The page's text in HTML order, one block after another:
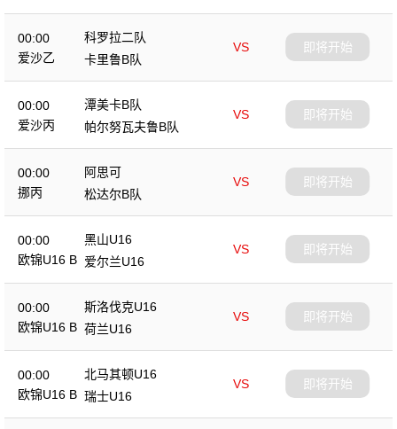
00:00
爱沙乙
科罗拉二队
VS
卡里鲁B队
即将开始
00:00
爱沙丙
潭美卡B队
VS
帕尔努瓦夫鲁B队
即将开始
00:00
挪丙
阿思可
VS
松达尔B队
即将开始
00:00
欧锦U16 B
黑山U16
VS
爱尔兰U16
即将开始
00:00
欧锦U16 B
斯洛伐克U16
VS
荷兰U16
即将开始
00:00
欧锦U16 B
北马其顿U16
VS
瑞士U16
即将开始